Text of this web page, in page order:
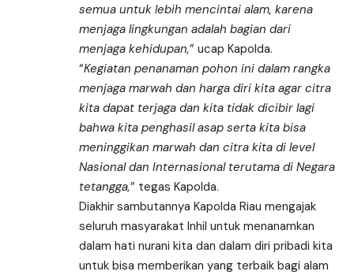
semua untuk lebih mencintai alam, karena
menjaga lingkungan adalah bagian dari
menjaga kehidupan,” ucap Kapolda.
“Kegiatan penanaman pohon ini dalam rangka
menjaga marwah dan harga diri kita agar citra
kita dapat terjaga dan kita tidak dicibir lagi
bahwa kita penghasil asap serta kita bisa
meninggikan marwah dan citra kita di level
Nasional dan Internasional terutama di Negara
tetangga,” tegas Kapolda.
Diakhir sambutannya Kapolda Riau mengajak
seluruh masyarakat Inhil untuk menanamkan
dalam hati nurani kita dan dalam diri pribadi kita
untuk bisa memberikan yang terbaik bagi alam